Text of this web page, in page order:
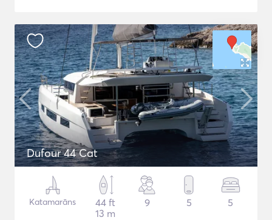
Dufour 44 Cat
Katamarāns
44 ft
13 m
9 5 5